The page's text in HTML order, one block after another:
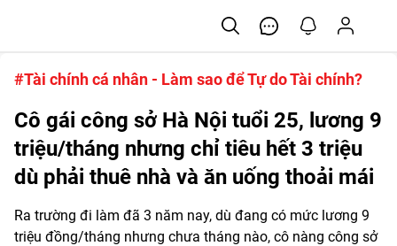
#Tài chính cá nhân - Làm sao để Tự do Tài chính?
Cô gái công sở Hà Nội tuổi 25, lương 9
triệu/tháng nhưng chỉ tiêu hết 3 triệu
dù phải thuê nhà và ăn uống thoải mái
Ra trường đi làm đã 3 năm nay, dù đang có mức lương 9
triệu đồng/tháng nhưng chưa tháng nào, cô nàng công sở